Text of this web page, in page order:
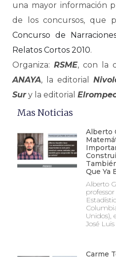
una mayor información
de los concursos, que
Concurso de
Relatos Cortos 2010.
Organiza: RSME, con la
ANAYA, la editorial
Sury la editorial
Mas Noticias
Alberto
Que Ya
Alberto
Unidos),
José Luis
Carme